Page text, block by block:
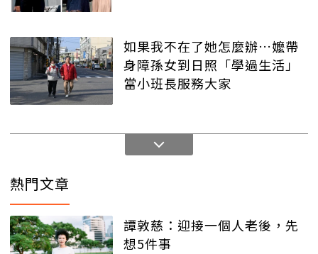
如果我不在了她怎麼辦…嬤帶
身障孫女到日照「學過生活」
當小班長服務大家
熱門文章
譚敦慈：迎接一個人老後，先
想5件事